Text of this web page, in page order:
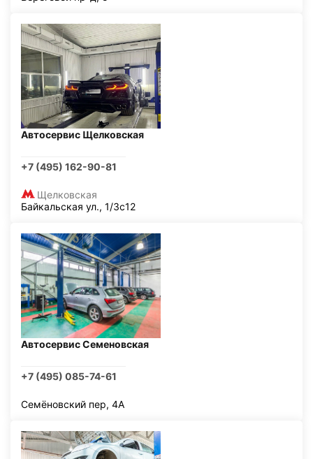
Автосервис Щелковская
+7 (495) 162-90-81
Щелковская
Байкальская ул., 1/3с12
Автосервис Семеновская
+7 (495) 085-74-61
Семёновский пер, 4А